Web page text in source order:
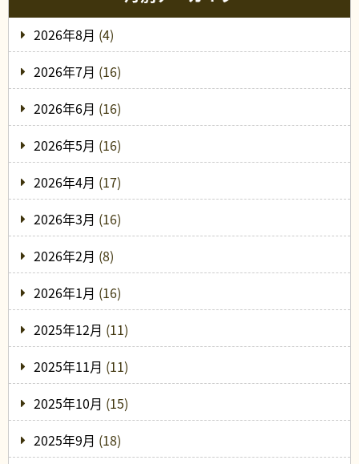
2026年8月 (4)
2026年7月 (16)
2026年6月 (16)
2026年5月 (16)
2026年4月 (17)
2026年3月 (16)
2026年2月 (8)
2026年1月 (16)
2025年12月 (11)
2025年11月 (11)
2025年10月 (15)
2025年9月 (18)